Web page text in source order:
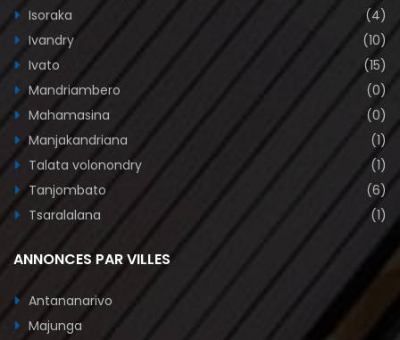
Isoraka
(4)
Ivandry
(10)
Ivato
(15)
Mandriambero
(0)
Mahamasina
(0)
Manjakandriana
(1)
Talata volonondry
(1)
Tanjombato
(6)
Tsaralalana
(1)
ANNONCES PAR VILLES
Antananarivo
Majunga